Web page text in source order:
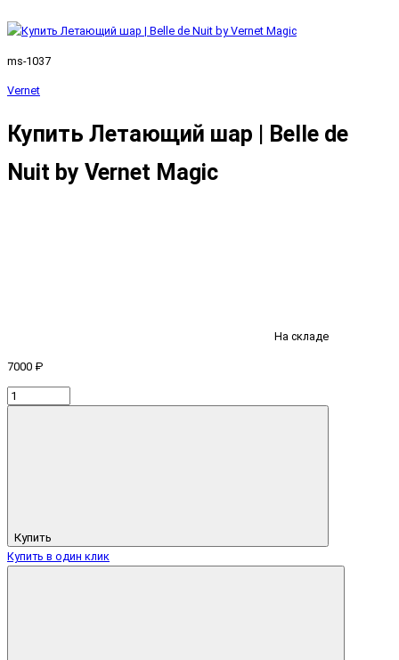
ms-1037
Vernet
Купить Летающий шар | Belle de
Nuit by Vernet Magic
На складе
7000 ₽
Купить
Купить в один клик